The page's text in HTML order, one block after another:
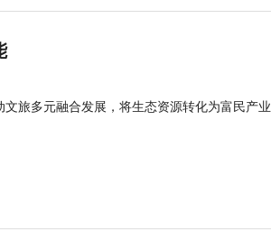
旅多元融合发展，将生态资源转化为富民产